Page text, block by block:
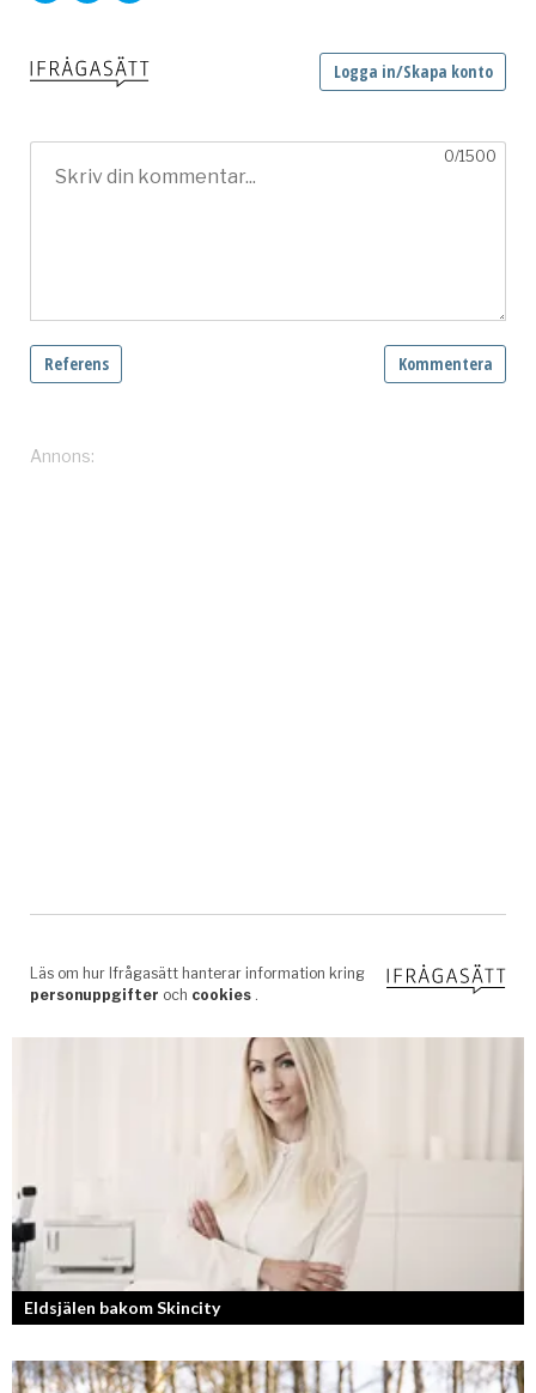
Eldsjälen bakom Skincity
Annica Forsgren Kjellman ligger bakom skönhetsimperiet Skincity –